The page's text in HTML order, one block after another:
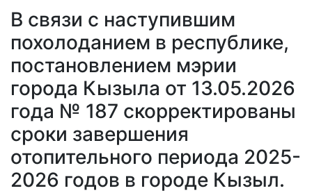
В связи с наступившим
похолоданием в республике,
постановлением мэрии
города Кызыла от 13.05.2026
года № 187 скорректированы
сроки завершения
отопительного периода 2025-
2026 годов в городе Кызыл.